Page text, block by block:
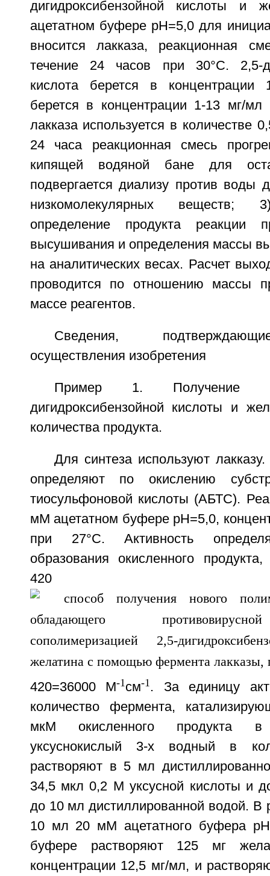
дигидроксибензойной кислоты
ацетатном буфере рН=5,0 для
вносится лакказа, реакционная
течение 24 часов при 30°С. 2,5-
кислота берется в
берется в концентрации 1-13 мг/мл
лакказа используется в количестве
24 часа реакционная смесь
кипящей водяной бане для
подвергается диализу против воды
низкомолекулярных веществ;
определение продукта реакции
высушивания и определения массы
на аналитических весах. Расчет
проводится по отношению массы
массе реагентов.
Сведения,
осуществления изобретения
Пример 1. Получение
дигидроксибензойной кислоты и
количества продукта.
Для синтеза используют
определяют по окислению
тиосульфоновой кислоты (АБТС).
мМ ацетатном буфере рН=5,0,
при 27°С. Активность
образования окисленного
420
420=36000 М-1см-1. За единицу
количество фермента,
мкМ окисленного продукта
уксуснокислый 3-х водный в
растворяют в 5 мл
34,5 мкл 0,2 М уксусной кислоты и
до 10 мл дистиллированной водой. В
10 мл 20 мМ ацетатного буфера
буфере растворяют 125 мг
концентрации 12,5 мг/мл, и